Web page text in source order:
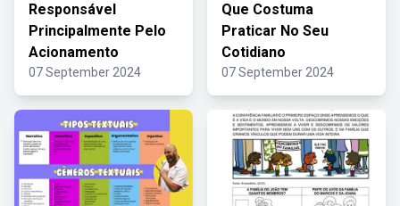
Responsável
Principalmente Pelo
Acionamento
07 September 2024
Que Costuma
Praticar No Seu
Cotidiano
07 September 2024